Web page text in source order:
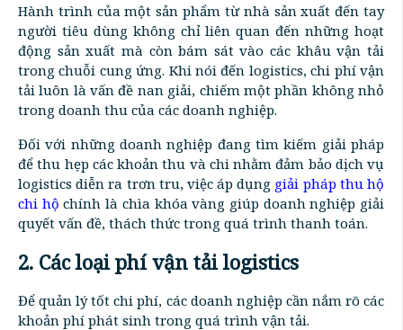
Hành trình của một sản phẩm từ nhà sản xuất đến tay
người tiêu dùng không chỉ liên quan đến những hoạt
động sản xuất mà còn bám sát vào các khâu vận tải
trong chuỗi cung ứng. Khi nói đến logistics, chi phí vận
tải luôn là vấn đề nan giải, chiếm một phần không nhỏ
trong doanh thu của các doanh nghiệp.
Đối với những doanh nghiệp đang tìm kiếm giải pháp
để thu hẹp các khoản thu và chi nhằm đảm bảo dịch vụ
logistics diễn ra trơn tru, việc áp dụng giải pháp thu hộ
chi hộ chính là chìa khóa vàng giúp doanh nghiệp giải
quyết vấn đề, thách thức trong quá trình thanh toán.
2. Các loại phí vận tải logistics
Để quản lý tốt chi phí, các doanh nghiệp cần nắm rõ các
khoản phí phát sinh trong quá trình vận tải.